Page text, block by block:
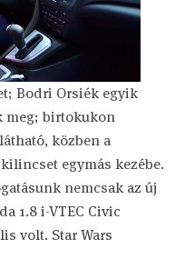
Bodri Orsiék egyik
meg; birtokukon
közben a
egymás kezébe.
nemcsak az új
1.8 i-VTEC Civic
volt. Star Wars